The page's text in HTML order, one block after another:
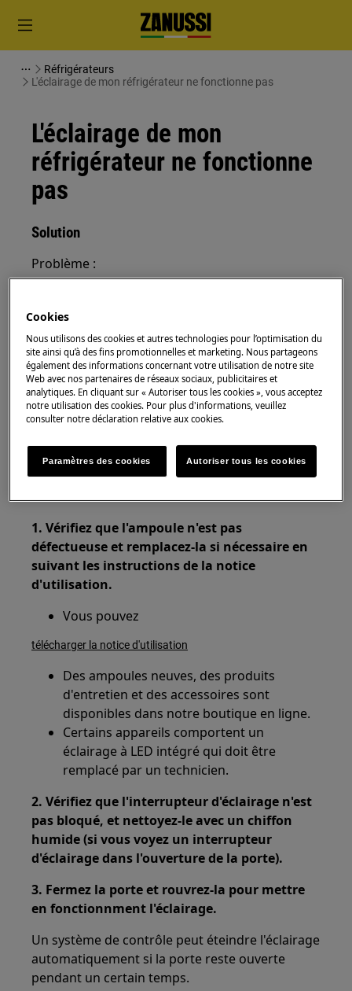
Réfrigérateurs
L'éclairage de mon réfrigérateur ne fonctionne pas
L'éclairage de mon
réfrigérateur ne fonctionne
pas
Solution
Problème :
réfrigérateur / réfrigérateur-congélateur /
cave à vin ne fonctionne pas
Concerne :
Congélateur coffre
Réfrigérateur-congélateur
Réfrigérateur
Cave à vin
Résolution :
1. Vérifiez que l'ampoule n'est pas
défectueuse et remplacez-la si nécessaire en
suivant les instructions de la notice
d'utilisation.
Vous pouvez
télécharger la notice d'utilisation
Des ampoules neuves, des produits
d'entretien et des accessoires sont
disponibles dans notre boutique en ligne.
Certains appareils comportent un
éclairage à LED intégré qui doit être
remplacé par un technicien.
2. Vérifiez que l'interrupteur d'éclairage n'est
pas bloqué, et nettoyez-le avec un chiffon
humide (si vous voyez un interrupteur
d'éclairage dans l'ouverture de la porte).
3. Fermez la porte et rouvrez-la pour mettre
en fonctionnment l'éclairage.
Un système de contrôle peut éteindre l'éclairage
automatiquement si la porte reste ouverte
pendant un certain temps.
Cookies
Nous utilisons des cookies et autres technologies pour l’optimisation du
site ainsi qu’à des fins promotionnelles et marketing. Nous partageons
également des informations concernant votre utilisation de notre site
Web avec nos partenaires de réseaux sociaux, publicitaires et
analytiques. En cliquant sur « Autoriser tous les cookies », vous acceptez
notre utilisation des cookies. Pour plus d'informations, veuillez
consulter notre déclaration relative aux cookies.
Paramètres des cookies Autoriser tous les cookies